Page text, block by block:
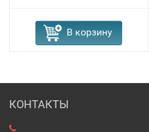
В корзину
КОНТАКТЫ